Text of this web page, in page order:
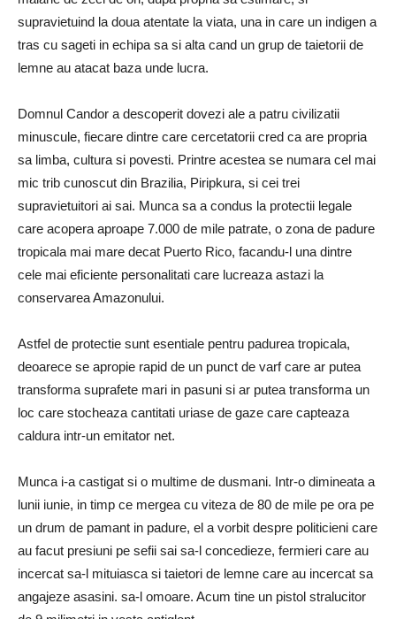
supravietuind la doua atentate la viata, una in care un indigen a
tras cu sageti in echipa sa si alta cand un grup de taietorii de
lemne au atacat baza unde lucra.
Domnul Candor a descoperit dovezi ale a patru civilizatii
minuscule, fiecare dintre care cercetatorii cred ca are propria
sa limba, cultura si povesti. Printre acestea se numara cel mai
mic trib cunoscut din Brazilia, Piripkura, si cei trei
supravietuitori ai sai. Munca sa a condus la protectii legale
care acopera aproape 7.000 de mile patrate, o zona de padure
tropicala mai mare decat Puerto Rico, facandu-l una dintre
cele mai eficiente personalitati care lucreaza astazi la
conservarea Amazonului.
Astfel de protectie sunt esentiale pentru padurea tropicala,
deoarece se apropie rapid de un punct de varf care ar putea
transforma suprafete mari in pasuni si ar putea transforma un
loc care stocheaza cantitati uriase de gaze care capteaza
caldura intr-un emitator net.
Munca i-a castigat si o multime de dusmani. Intr-o dimineata a
lunii iunie, in timp ce mergea cu viteza de 80 de mile pe ora pe
un drum de pamant in padure, el a vorbit despre politicieni care
au facut presiuni pe sefii sai sa-l concedieze, fermieri care au
incercat sa-l mituiasca si taietori de lemne care au incercat sa
angajeze asasini. sa-l omoare. Acum tine un pistol stralucitor